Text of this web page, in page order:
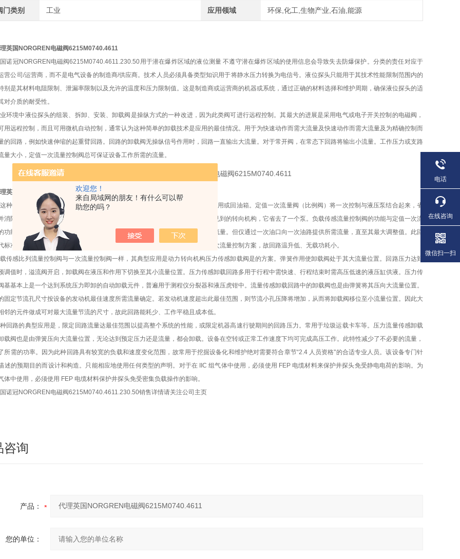
欢迎您！
来自局域网的朋友！有什么可以帮
助您的吗？
门类别 工业 应用领域 环保,化工,生物产业,石油,能源
英国NORGREN电磁阀6215M0740.4611
诺冠NORGREN电磁阀6215M0740.4611.230.50用于潜在爆炸区域的液位测量 不遵守潜在爆炸区域的使用信息会导致失去防爆保护。分类的责任对应于
营公司/运营商，而不是电气设备的制造商/供应商。技术人员必须具备类型知识用于将静水压力转换为电信号。液位探头只能用于其技术性能限制范围内的
别是其材料电阻限制、泄漏率限制以及允许的温度和压力限制值。这是制造商或运营商的机器或系统，通过正确的材料选择和维护周期，确保液位探头的适
对介质的耐受性。
环境中液位探头的组装、拆卸、安装、卸载阀是操纵方式的一种改进，因为此类阀可进行远程控制。其最大的进展是采用电气或电子开关控制的电磁阀，
用远程控制，而且可用微机自动控制，通常认为这种简单的卸载技术是应用的最佳情况。用于为快速动作而需大流量及快速动作而需大流量及为精确控制而
的回路，例如快速伸缩的起重臂回路。回路的卸载阀无操纵信号作用时，回路一直输出大流量。对于常开阀，在常态下回路将输出小流量。工作压力或支路
量大小，定值一次流量控制阀总可保证设备工作所需的流量。
英国NORGREN电磁阀6215M0740.4611
种回路中，泵的输出流量必须大于或等于一次油路所需流量，二次流量可作它用或回油箱。定值一次流量阀（比例阀）将一次控制与液压泵结合起来，省
消除外泄漏，故降低了成本。此种齿轮泵回路的典型应用是汽车起重机上常可见到的转向机构，它省去了一个泵。负载传感流量控制阀的功能与定值一次流
功能十分相近：即无论泵的转速、工作压力或支路抽需流量大小，均提供一次流量。但仅通过一次油口向一次油路提供所需流量，直至其最大调整值。此回
标准的一次流量控制回路而获得最大输出流量。因无载回路的压力低于定值一次流量控制方案，故回路温升低、无载功耗小。
传感比列流量控制阀与一次流量控制阀一样，其典型应用是动力转向机构压力传感卸载阀是的方案。弹簧作用使卸载阀处于其大流量位置。回路压力达到
调值时，溢流阀开启，卸载阀在液压和作用下切换至其小流量位置。压力传感卸载回路多用于行程中需快速、行程结束时需高压低速的液压缸供液。压力传
基基本上是一个达到系统压力即卸的自动卸载元件，普遍用于测程仪分裂器和液压虎钳中。流量传感卸载回路中的卸载阀也是由弹簧将其压向大流量位置。
固定节流孔尺寸按设备的发动机最佳速度所需流量确定。若发动机速度超出此最佳范围，则节流小孔压降将增加，从而将卸载阀移位至小流量位置。因此大
邻的元件做成可对最大流量节流的尺寸，故此回路能耗少、工作平稳且成本低。
回路的典型应用是，限定回路流量达最佳范围以提高整个系统的性能，或限定机器高速行驶期间的回路压力。常用于垃圾运载卡车等。压力流量传感卸载
载阀也是由弹簧压向大流量位置，无论达到预定压力还是流量，都会卸载。设备在空转或正常工作速度下均可完成高压工作。此特性减少了不必要的流量，
所需的功率。因为此种回路具有较宽的负载和速度变化范围，故常用于挖掘设备化和维护绝对需要符合章节“2.4 人员资格"的合适专业人员。该设备专门针
述的预期目的而设计和构造。只能相应地使用任何类型的声明。对于在 IIC 组气体中使用，必须使用 FEP 电缆材料来保护井探头免受静电电荷的影响。为
体中使用，必须使用 FEP 电缆材料保护井探头免受密集负载操作的影响。
诺冠NORGREN电磁阀6215M0740.4611.230.50销售详情请关注公司主页
咨询
产品：
您的单位：
电话
在线咨询
微信扫一扫